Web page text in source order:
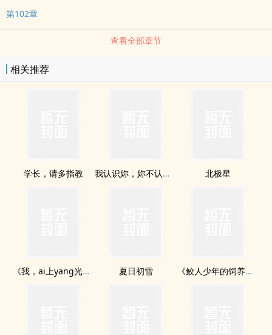
第102章
查看全部章节
相关推荐
学长，请多指教 我认识妳，妳不认识我。 北极星
《我，ai上yang光了。》 夏日初雪 《鲛人少年的饲养日誌》